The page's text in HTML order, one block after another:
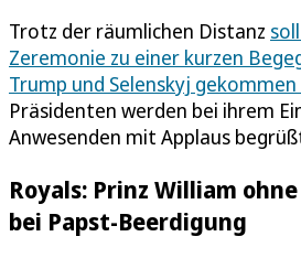
Trotz der räumlichen Distanz
Zeremonie zu einer kurzen
Trump und Selenskyj gekommen
Präsidenten werden bei ihrem
Anwesenden mit Applaus
Royals: Prinz William
bei Papst-Beerdigung